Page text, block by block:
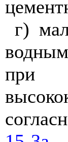
г)
при